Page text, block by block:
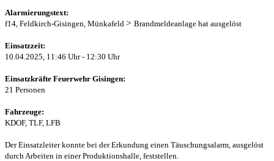
Alarmierungstext:
f14, Feldkirch-Gisingen, Münkafeld > Brandmeldeanlage hat ausgelöst
Einsatzzeit:
10.04.2025, 11:46 Uhr - 12:30 Uhr
Einsatzkräfte Feuerwehr Gisingen:
21 Personen
Fahrzeuge:
KDOF, TLF, LFB
Der Einsatzleiter konnte bei der Erkundung einen Täuschungsalarm, ausgelöst
durch Arbeiten in einer Produktionshalle, feststellen.